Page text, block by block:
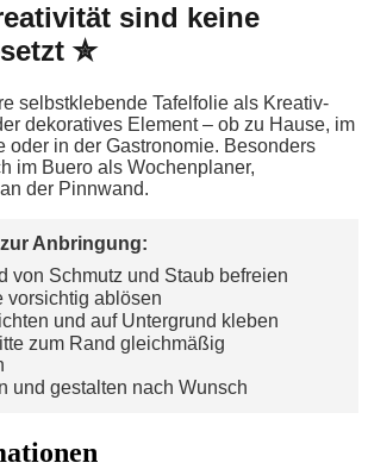
sind keine
✮
selbstklebende Tafelfolie als Kreativ-
dekoratives Element – ob zu Hause, im
oder in der Gastronomie. Besonders
im Buero als Wochenplaner,
der Pinnwand.
Anbringung:
von Schmutz und Staub befreien
vorsichtig ablösen
und auf Untergrund kleben
zum Rand gleichmäßig
und gestalten nach Wunsch